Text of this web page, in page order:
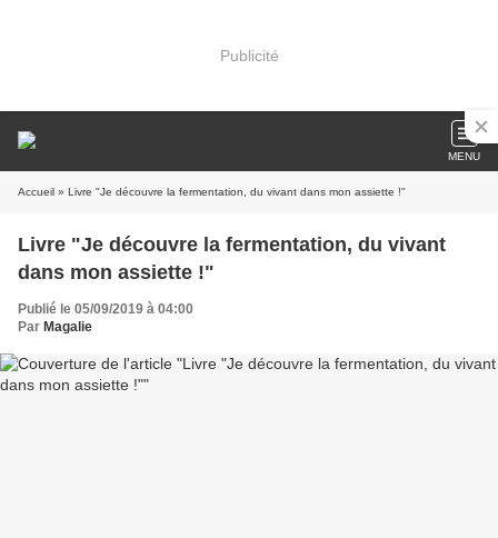
Publicité
MENU
Accueil » Livre "Je découvre la fermentation, du vivant dans mon assiette !"
Livre "Je découvre la fermentation, du vivant
dans mon assiette !"
Publié le 05/09/2019 à 04:00
Par Magalie